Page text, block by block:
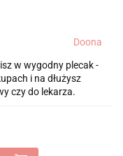
Doona
w wygodny plecak -
i na dłużysz
czy do lekarza.